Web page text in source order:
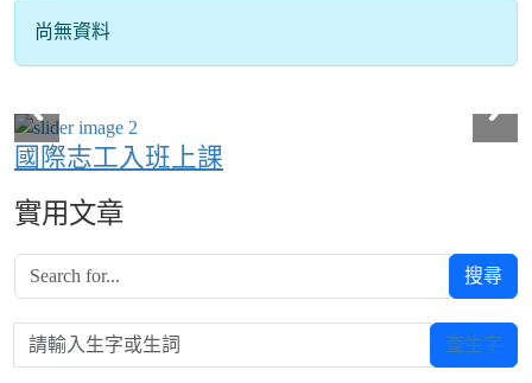
尚無資料
國際志工入班上課
實用文章
搜尋
請輸入生字或生詞 查生字